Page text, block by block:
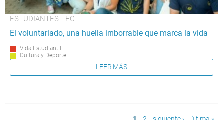
ESTUDIANTES TEC
El voluntariado, una huella imborrable que marca la vida
Vida Estudiantil
Cultura y Deporte
LEER MÁS